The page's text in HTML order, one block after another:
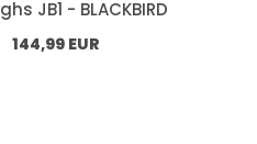
JB1 - BLACKBIRD
Normál ár:
144,99 EUR